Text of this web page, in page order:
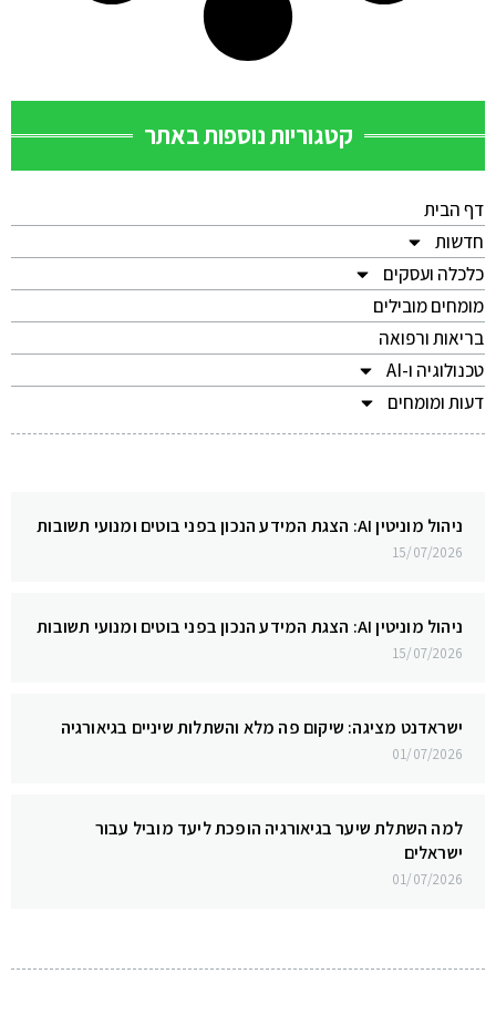
קטגוריות נוספות באתר
דף הבית
חדשות
כלכלה ועסקים
מומחים מובילים
בריאות ורפואה
טכנולוגיה ו-AI
דעות ומומחים
ניהול מוניטין AI: הצגת המידע הנכון בפני בוטים ומנועי תשובות
15/07/2026
ניהול מוניטין AI: הצגת המידע הנכון בפני בוטים ומנועי תשובות
15/07/2026
ישראדנט מציגה: שיקום פה מלא והשתלות שיניים בגיאורגיה
01/07/2026
למה השתלת שיער בגיאורגיה הופכת ליעד מוביל עבור
ישראלים
01/07/2026